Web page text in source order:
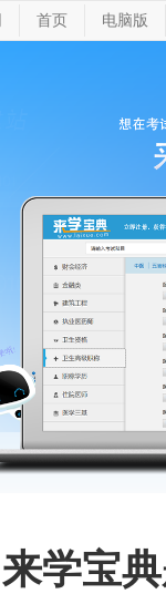
首页 电脑版
来学宝